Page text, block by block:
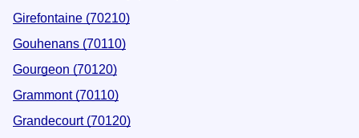
Girefontaine (70210)
Gouhenans (70110)
Gourgeon (70120)
Grammont (70110)
Grandecourt (70120)